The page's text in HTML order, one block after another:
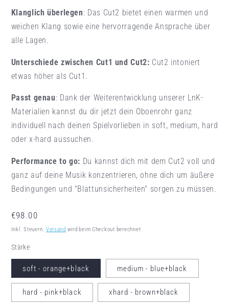
Klanglich überlegen: Das Cut2 bietet einen warmen und
weichen Klang sowie eine hervorragende Ansprache über
alle Lagen.
Unterschiede zwischen Cut1 und Cut2: Cut2 intoniert
etwas höher als Cut1.
Passt genau: Dank der Weiterentwicklung unserer LnK-
Materialien kannst du dir jetzt dein Oboenrohr ganz
individuell nach deinen Spielvorlieben in soft, medium, hard
oder x-hard aussuchen.
Performance to go: Du kannst dich mit dem Cut2 voll und
ganz auf deine Musik konzentrieren, ohne dich um äußere
Bedingungen und "Blattunsicherheiten" sorgen zu müssen.
Normaler Preis
€98.00
Inkl. Steuern. Versand wird beim Checkout berechnet
Stärke
soft - orange+black medium - blue+black
hard - pink+black xhard - brown+black